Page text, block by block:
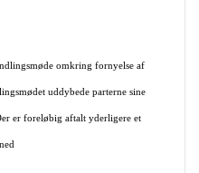
omkring fornyelse af
uddybede parterne sine
er foreløbig aftalt yderligere et